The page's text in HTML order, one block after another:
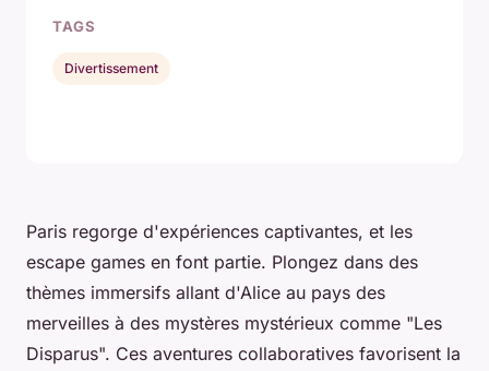
Paris regorge d'expériences captivantes, et les
escape games en font partie. Plongez dans des
thèmes immersifs allant d'Alice au pays des
merveilles à des mystères mystérieux comme "Les
Disparus". Ces aventures collaboratives favorisent la
TAGS
Divertissement